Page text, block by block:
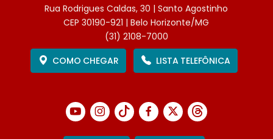
Rua Rodrigues Caldas, 30 | Santo Agostinho
CEP 30190-921 | Belo Horizonte/MG
(31) 2108-7000
COMO CHEGAR
LISTA TELEFÔNICA